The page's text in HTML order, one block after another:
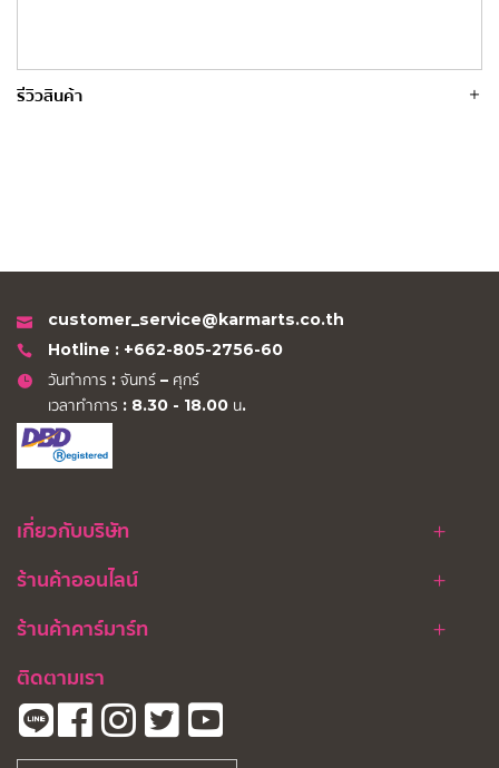
รีวิวสินค้า
customer_service@karmarts.co.th
Hotline : +662-805-2756-60
วันทำการ : จันทร์ – ศุกร์
เวลาทำการ : 8.30 - 18.00 น.
เกี่ยวกับบริษัท
ร้านค้าออนไลน์
ร้านค้าคาร์มาร์ท
ติดตามเรา